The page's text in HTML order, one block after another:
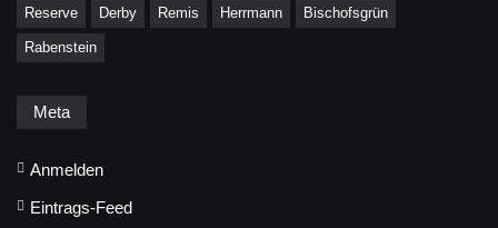
Reserve Derby Remis Herrmann Bischofsgrün
Rabenstein
Meta
Anmelden
Eintrags-Feed